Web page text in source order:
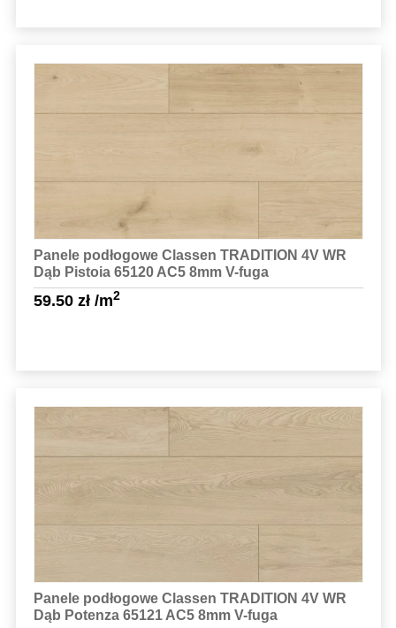
Panele podłogowe Classen TRADITION 4V WR
Dąb Pistoia 65120 AC5 8mm V-fuga
59.50 zł/m2
Sprawdź szczegóły
Panele podłogowe Classen TRADITION 4V WR
Dąb Potenza 65121 AC5 8mm V-fuga